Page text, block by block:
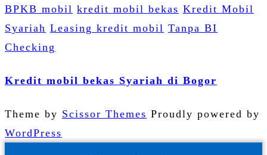
BPKB mobil kredit mobil bekas Kredit Mobil
Syariah Leasing kredit mobil Tanpa BI
Checking
Kredit mobil bekas Syariah di Bogor
Theme by Scissor Themes Proudly powered by
WordPress